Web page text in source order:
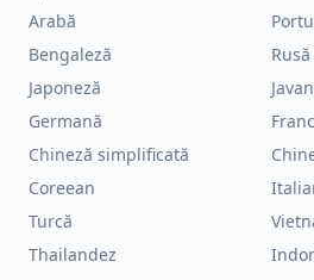
Arabă
Bengaleză
Rusă
Japoneză
Germană
Chineză simplificată
Coreean
Turcă
Thailandez